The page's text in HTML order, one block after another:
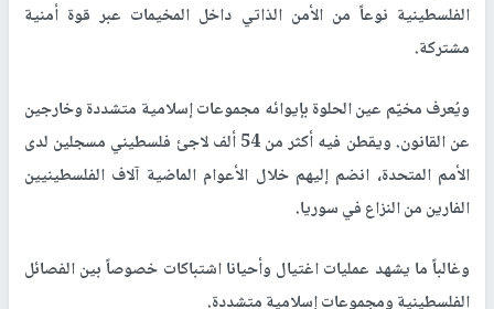
الفلسطينية نوعاً من الأمن الذاتي داخل المخيمات عبر قوة أمنية
مشتركة.
ويُعرف مخيّم عين الحلوة بإيوائه مجموعات إسلامية متشددة وخارجين
عن القانون. ويقطن فيه أكثر من 54 ألف لاجئ فلسطيني مسجلين لدى
الأمم المتحدة، انضم إليهم خلال الأعوام الماضية آلاف الفلسطينيين
الفارين من النزاع في سوريا.
وغالباً ما يشهد عمليات اغتيال وأحيانا اشتباكات خصوصاً بين الفصائل